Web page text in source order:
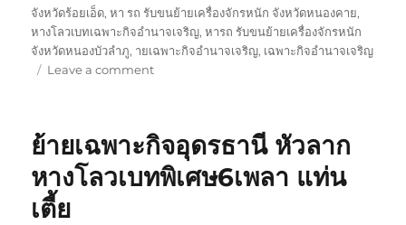
จังหวัดร้อยเอ็ด,หา รถ รับขนย้ายเครื่องจักรหนัก จังหวัดหนองคาย,
หางโลวเบทเฉพาะกิจอำนาจเจริญ,หารถ รับขนย้ายเครื่องจักรหนัก
จังหวัดหนองบัวลำภู, ายเฉพาะกิจอำนาจเจริญ, เฉพาะกิจอำนาจเจริญ
Leave a commenton
อำนาจเจริญ
หัว
ลาก
ย้ายเฉพาะกิจอุดรธานี หัวลาก
หางโลวเบทพิเศษ6เพลา แท่น
เตี้ย